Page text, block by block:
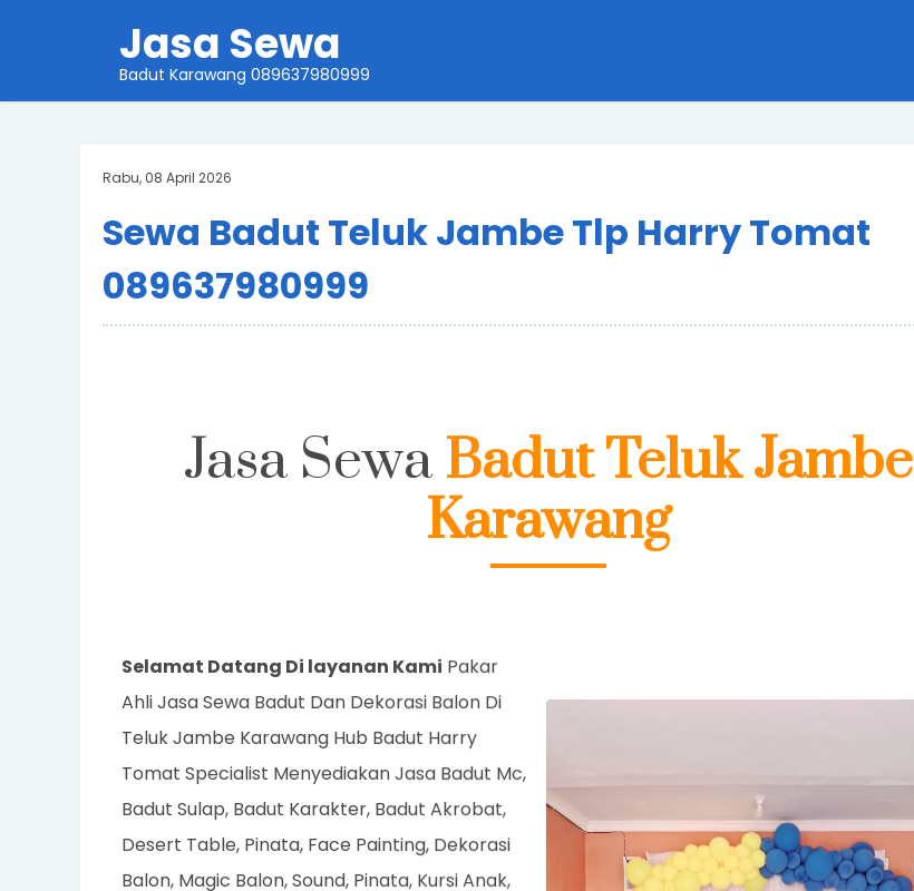
Jasa Sewa
Badut Karawang 089637980999
Rabu, 08 April 2026
Sewa Badut Teluk Jambe Tlp Harry Tomat
089637980999
Jasa Sewa Badut Teluk Jambe
Karawang
Selamat Datang Di layanan KamiPakar
Ahli Jasa Sewa Badut Dan Dekorasi Balon Di
Teluk Jambe Karawang Hub Badut Harry
Tomat Specialist Menyediakan Jasa Badut Mc,
Badut Sulap, Badut Karakter, Badut Akrobat,
Desert Table, Pinata, Face Painting, Dekorasi